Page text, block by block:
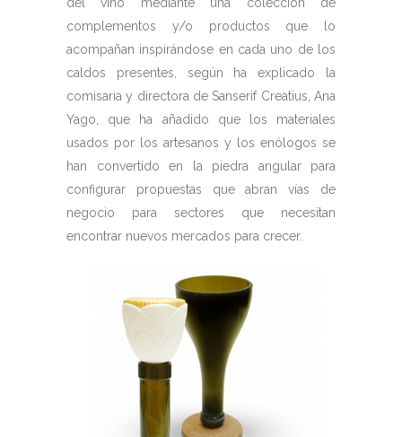
complementos y/o productos que lo
acompañan inspirándose en cada uno de los
caldos presentes, según ha explicado la
comisaria y directora de Sanserif Creatius, Ana
Yago, que ha añadido que los materiales
usados por los artesanos y los enólogos se
han convertido en la piedra angular para
configurar propuestas que abran vías de
negocio para sectores que necesitan
encontrar nuevos mercados para crecer.